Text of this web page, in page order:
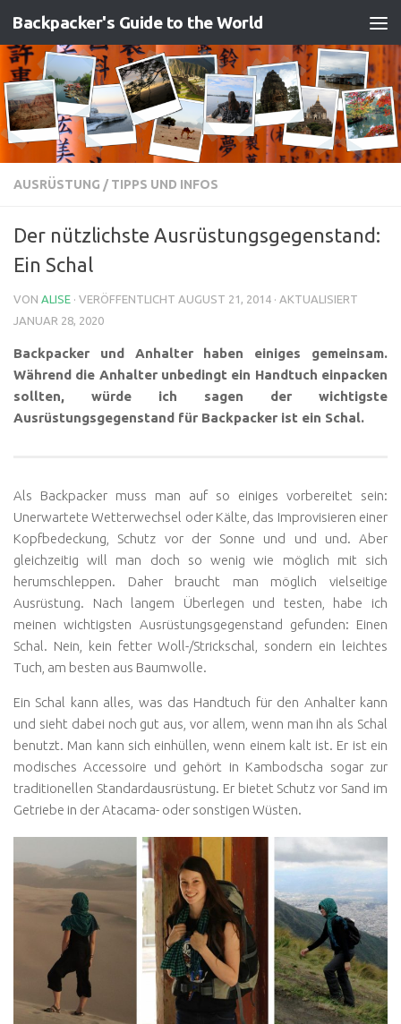
Zum Inhalt springen
Backpacker's Guide to the World
AUSRÜSTUNG / TIPPS UND INFOS
Der nützlichste Ausrüstungsgegenstand:
Ein Schal
VON ALISE · VERÖFFENTLICHT AUGUST 21, 2014 · AKTUALISIERT
JANUAR 28, 2020
Backpacker und Anhalter haben einiges gemeinsam.
Während die Anhalter unbedingt ein Handtuch einpacken
sollten, würde ich sagen der wichtigste
Ausrüstungsgegenstand für Backpacker ist ein Schal.
Als Backpacker muss man auf so einiges vorbereitet sein:
Unerwartete Wetterwechsel oder Kälte, das Improvisieren einer
Kopfbedeckung, Schutz vor der Sonne und und und. Aber
gleichzeitig will man doch so wenig wie möglich mit sich
herumschleppen. Daher braucht man möglich vielseitige
Ausrüstung. Nach langem Überlegen und testen, habe ich
meinen wichtigsten Ausrüstungsgegenstand gefunden: Einen
Schal. Nein, kein fetter Woll-/Strickschal, sondern ein leichtes
Tuch, am besten aus Baumwolle.
Ein Schal kann alles, was das Handtuch für den Anhalter kann
und sieht dabei noch gut aus, vor allem, wenn man ihn als Schal
benutzt. Man kann sich einhüllen, wenn einem kalt ist. Er ist ein
modisches Accessoire und gehört in Kambodscha sogar zur
traditionellen Standardausrüstung. Er bietet Schutz vor Sand im
Getriebe in der Atacama- oder sonstigen Wüsten.